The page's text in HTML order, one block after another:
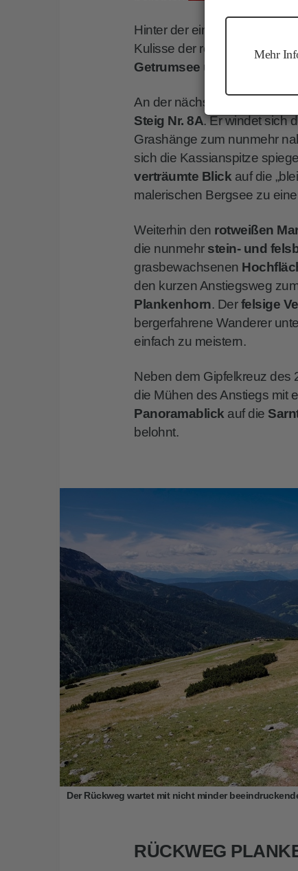
Hinter der einladenden
Kulisse der rechts
Getrumsee und
An der nächsten
Steig Nr. 8A. Er windet sich
Grashänge zum nunmehr
sich die Kassianspitze
verträumte Blick auf die
malerischen Bergsee zu
Weiterhin den rotweißen
die nunmehr stein- und
grasbewachsenen
den kurzen Anstiegsweg
Plankenhorn. Derfelsige
bergerfahrene Wanderer
einfach zu meistern.
Neben dem Gipfelkreuz des
die Mühen des Anstiegs mit
Panoramablick auf die
belohnt.
Der Rückweg wartet mit nicht minder
RÜCKWEG
Mehr